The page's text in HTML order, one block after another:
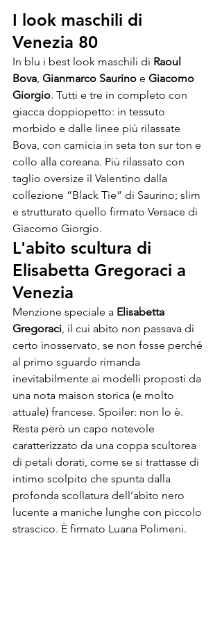
I look maschili di
Venezia 80
In blu i best look maschili di Raoul
Bova Gianmarco Saurino e Giacomo
Giorgio. Tutti e tre in completo con
giacca doppiopetto: in tessuto
morbido e dalle linee più rilassate
Bova, con camicia in seta ton sur ton e
collo alla coreana. Più rilassato con
taglio oversize il Valentino dalla
collezione “Black Tie” di Saurino; slim
e strutturato quello firmato Versace di
Giacomo Giorgio.
L'abito scultura di
Elisabetta Gregoraci a
Venezia
Menzione speciale a Elisabetta
Gregoraci , il cui abito non passava di
certo inosservato, se non fosse perché
al primo sguardo rimanda
inevitabilmente ai modelli proposti da
una nota maison storica (e molto
attuale) francese. Spoiler: non lo è.
Resta però un capo notevole
caratterizzato da una coppa scultorea
di petali dorati, come se si trattasse di
intimo scolpito che spunta dalla
profonda scollatura dell’abito nero
lucente a maniche lunghe con piccolo
strascico. È firmato Luana Polimeni.